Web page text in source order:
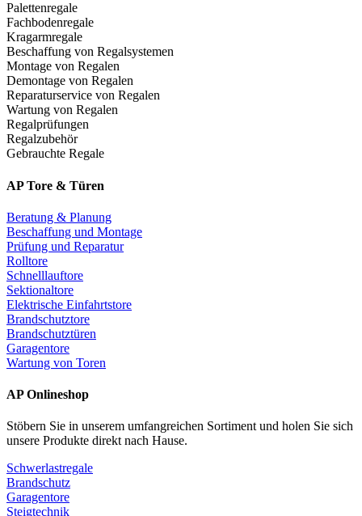
Palettenregale
Fachbodenregale
Kragarmregale
Beschaffung von Regalsystemen
Montage von Regalen
Demontage von Regalen
Reparaturservice von Regalen
Wartung von Regalen
Regalprüfungen
Regalzubehör
Gebrauchte Regale
AP Tore & Türen
Beratung & Planung
Beschaffung und Montage
Prüfung und Reparatur
Rolltore
Schnelllauftore
Sektionaltore
Elektrische Einfahrtstore
Brandschutztore
Brandschutztüren
Garagentore
Wartung von Toren
AP Onlineshop
Stöbern Sie in unserem umfangreichen Sortiment und holen Sie sich
unsere Produkte direkt nach Hause.
Schwerlastregale
Brandschutz
Garagentore
Steigtechnik